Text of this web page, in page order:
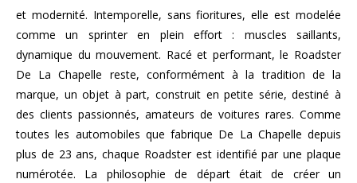
et modernité. Intemporelle, sans fioritures, elle est modelée
comme un sprinter en plein effort : muscles saillants,
dynamique du mouvement. Racé et performant, le Roadster
De La Chapelle reste, conformément à la tradition de la
marque, un objet à part, construit en petite série, destiné à
des clients passionnés, amateurs de voitures rares. Comme
toutes les automobiles que fabrique De La Chapelle depuis
plus de 23 ans, chaque Roadster est identifié par une plaque
numérotée. La philosophie de départ était de créer un